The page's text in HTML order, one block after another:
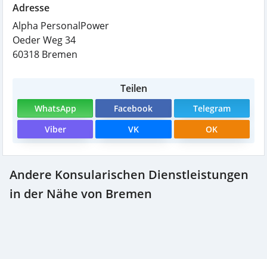
Adresse
Alpha PersonalPower
Oeder Weg 34
60318 Bremen
Teilen
WhatsApp Facebook
Telegram
Viber
VK OK
Andere Konsularischen Dienstleistungen
in der Nähe von Bremen